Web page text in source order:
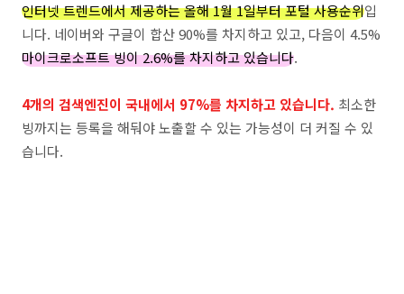
인터넷 트렌드에서 제공하는 올해 1월 1일부터 포털 사용순위입
니다. 네이버와 구글이 합산 90%를 차지하고 있고, 다음이 4.5%
마이크로소프트 빙이 2.6%를 차지하고 있습니다.
4개의 검색엔진이 국내에서 97%를 차지하고 있습니다. 최소한
빙까지는 등록을 해둬야 노출할 수 있는 가능성이 더 커질 수 있
습니다.